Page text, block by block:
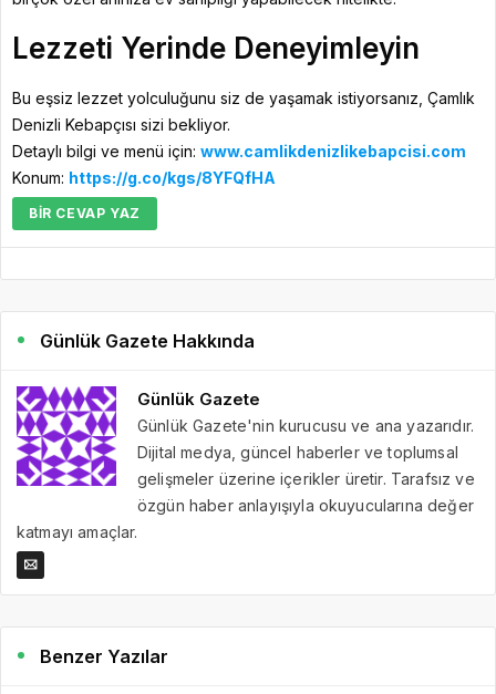
Lezzeti Yerinde Deneyimleyin
Bu eşsiz lezzet yolculuğunu siz de yaşamak istiyorsanız, Çamlık
Denizli Kebapçısı sizi bekliyor.
Detaylı bilgi ve menü için: www.camlikdenizlikebapcisi.com
Konum: https://g.co/kgs/8YFQfHA
BIR CEVAP YAZ
Günlük Gazete Hakkında
Günlük Gazete
Günlük Gazete'nin kurucusu ve ana yazarıdır.
Dijital medya, güncel haberler ve toplumsal
gelişmeler üzerine içerikler üretir. Tarafsız ve
özgün haber anlayışıyla okuyucularına değer
katmayı amaçlar.
Benzer Yazılar